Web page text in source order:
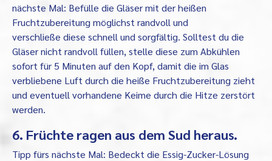
nächste Mal: Befülle die Gläser mit der heißen
Fruchtzubereitung möglichst randvoll und
verschließe diese schnell und sorgfältig. Solltest du die
Gläser nicht randvoll füllen, stelle diese zum Abkühlen
sofort für 5 Minuten auf den Kopf, damit die im Glas
verbliebene Luft durch die heiße Fruchtzubereitung zieht
und eventuell vorhandene Keime durch die Hitze zerstört
werden.
6. Früchte ragen aus dem Sud heraus.
Tipp fürs nächste Mal: Bedeckt die Essig-Zucker-Lösung